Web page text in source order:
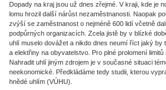
Dopady na kraj jsou už dnes zřejmé. V kraji, kde je
lomu hrozil další nárůst nezaměstnanosti. Naopak
zvýší se zaměstnanost o nejméně 600 lidí včetně
podpůrných organizacích. Zcela jistě by v blízké
uhlí muselo dovážet a nikdo dnes neumí říct jaký by
a elektřiny na obyvatelstvo. Pro plné prolomení
Nahradit uhlí jiným zdrojem je v současné situaci
neekonomické. Předkládáme tedy studii, kterou
hnědé uhlím (VÚHU).